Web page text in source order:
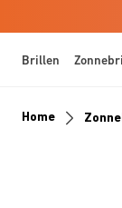
Brillen
Home